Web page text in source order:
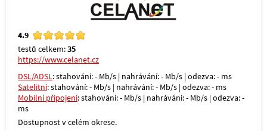
4.9
testů celkem:35
https://www.celanet.cz
DSL/ADSL: stahování: - Mb/s | nahrávání: - Mb/s | odezva: - ms
Satelitní: stahování: - Mb/s | nahrávání: - Mb/s | odezva: - ms
Mobilní připojení: stahování: - Mb/s | nahrávání: - Mb/s | odezva: -
ms
Dostupnost v celém okrese.